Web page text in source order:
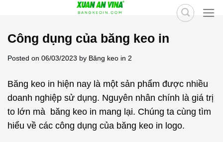
content
Công dụng của băng keo in
Posted on 06/03/2023 by Băng keo in 2
Băng keo in hiện nay là một sản phẩm được nhiều
doanh nghiệp sử dụng. Nguyên nhân chính là giá trị
to lớn mà băng keo in mang lại. Chúng ta cùng tìm
hiểu về các công dụng của băng keo in logo.